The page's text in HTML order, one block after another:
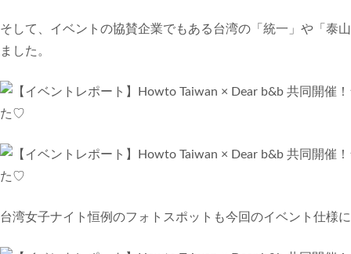
そして、イベントの協賛企業でもある台湾の「統一」や「泰
ました。
台湾女子ナイト恒例のフォトスポットも今回のイベント仕様